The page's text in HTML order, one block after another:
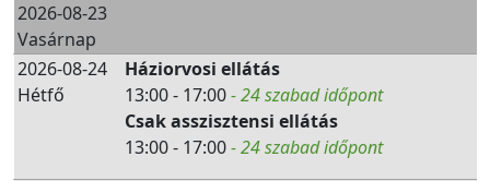
2026-08-23
Vasárnap
2026-08-24
Hétfő
Háziorvosi ellátás
13:00 - 17:00- 24 szabad időpont
Csak asszisztensi ellátás
13:00 - 17:00- 24 szabad időpont